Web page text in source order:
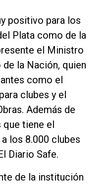
positivo para los
Plata como de la
el Ministro
la Nación, quien
como el
clubes y el
Además de
tiene el
los 8.000 clubes
Diario Safe.
de la institución